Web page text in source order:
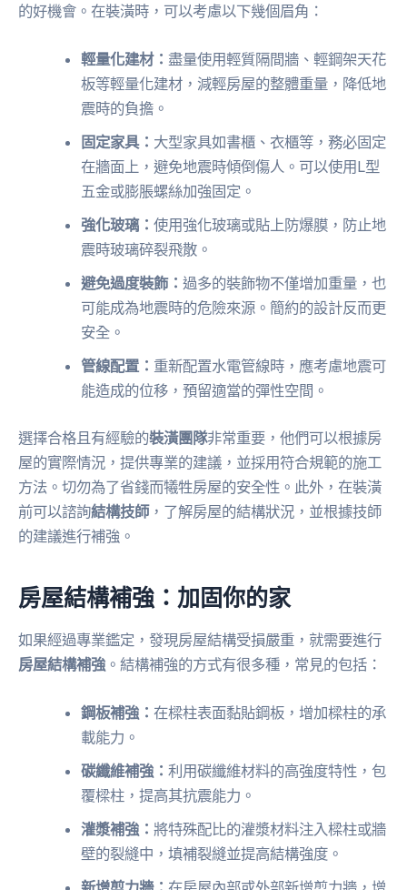
的好機會。在裝潢時，可以考慮以下幾個眉角：
輕量化建材：盡量使用輕質隔間牆、輕鋼架天花
板等輕量化建材，減輕房屋的整體重量，降低地
震時的負擔。
固定家具： 大型家具如書櫃、衣櫃等，務必固定
在牆面上，避免地震時傾倒傷人。可以使用L型
五金或膨脹螺絲加強固定。
強化玻璃：使用強化玻璃或貼上防爆膜，防止地
震時玻璃碎裂飛散。
避免過度裝飾：過多的裝飾物不僅增加重量，也
可能成為地震時的危險來源。簡約的設計反而更
安全。
管線配置： 重新配置水電管線時，應考慮地震可
能造成的位移，預留適當的彈性空間。
選擇合格且有經驗的裝潢團隊非常重要，他們可以根據房
屋的實際情況，提供專業的建議，並採用符合規範的施工
方法。切勿為了省錢而犧牲房屋的安全性。此外，在裝潢
前可以諮詢結構技師，了解房屋的結構狀況，並根據技師
的建議進行補強。
房屋結構補強：加固你的家
如果經過專業鑑定，發現房屋結構受損嚴重，就需要進行
房屋結構補強 。結構補強的方式有很多種，常見的包括：
鋼板補強：在樑柱表面黏貼鋼板，增加樑柱的承
載能力。
碳纖維補強：利用碳纖維材料的高強度特性，包
覆樑柱，提高其抗震能力。
灌漿補強：將特殊配比的灌漿材料注入樑柱或牆
壁的裂縫中，填補裂縫並提高結構強度。